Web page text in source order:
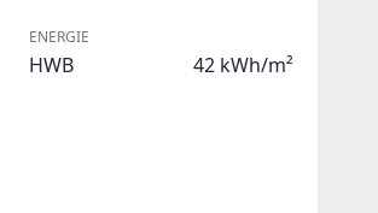
ENERGIE
HWB 42 kWh/m²